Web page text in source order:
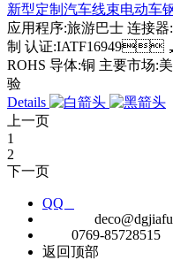
新型定制汽车线束电动车
应用程序:旅游巴士 连接
制 认证
ROHS 导体:铜 主要市场:
验
Details
上一页
1
2
下一页
QQ
0769-85728515
返回顶部